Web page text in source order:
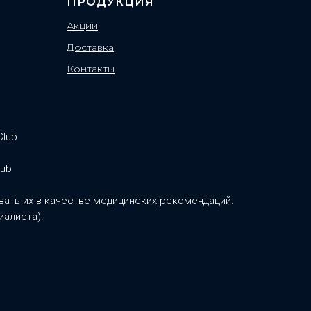
Акции
Доставка
Контакты
их в качестве медицинских рекомендаций.